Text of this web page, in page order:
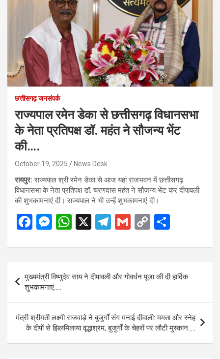
छत्तीसगढ़ जनसंपर्क
राज्यपाल रमेन डेका से छत्तीसगढ़ विधानसभा
के नेता प्रतिपक्ष डॉ. महंत ने सौजन्य भेंट
की….
October 19, 2025 News Desk
रायपुर: राज्यपाल श्री रमेन डेका से आज यहां राजभवन में छत्तीसगढ़
विधानसभा के नेता प्रतिपक्ष डॉ. चरणदास महंत ने सौजन्य भेंट कर दीपावली
की शुभकामनाएं दी। राज्यपाल ने भी उन्हें शुभकामनाएं दी।
F
ce
b
o
o
k
M
se
n
g
er
W
at
A
p
p
X
T
e
gr
a
m
G
ail
C
py
Li
n
k
ar
navigation
मुख्यमंत्री विष्णुदेव साय ने दीपावली और गोवर्धन पूजा की दी हार्दिक
शुभकामनाएं…..
मंत्री श्रीमती लक्ष्मी राजवाड़े ने बुजुर्गों संग मनाई दीवाली: ममता और स्नेह
के दीपों से झिलमिलाया वृद्धाश्रम, बुजुर्गों के चेहरों पर लौटी मुस्कान…..